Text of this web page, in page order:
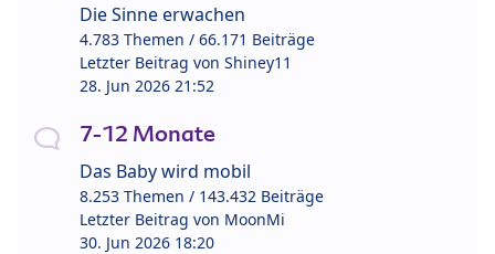
Die Sinne erwachen
4.783 Themen / 66.171 Beiträge
Letzter Beitrag von Shiney11
28. Jun 2026 21:52
7-12 Monate
Das Baby wird mobil
8.253 Themen / 143.432 Beiträge
Letzter Beitrag von MoonMi
30. Jun 2026 18:20